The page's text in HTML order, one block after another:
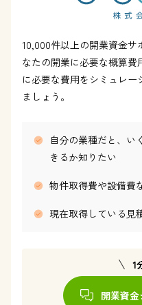
10,000件以上の開業資金
なたの開業に必要な概算費
に必要な費用をシミュレ
ましょう。
自分の業種だと、い
きるか知りたい
物件取得費や設備費
現在取得している見
1
開業資